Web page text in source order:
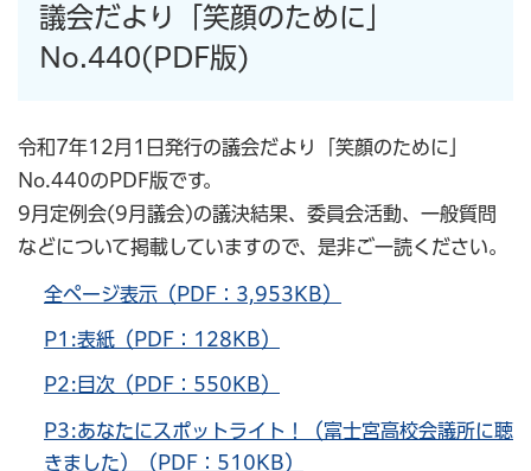
議会だより「笑顔のために」
No.440(PDF版)
令和7年12月1日発行の議会だより「笑顔のために」
No.440のPDF版です。
9月定例会(9月議会)の議決結果、委員会活動、一般質問
などについて掲載していますので、是非ご一読ください。
全ページ表示（PDF：3,953KB）
P1:表紙（PDF：128KB）
P2:目次（PDF：550KB）
P3:あなたにスポットライト！（富士宮高校会議所に聴
きました）（PDF：510KB）